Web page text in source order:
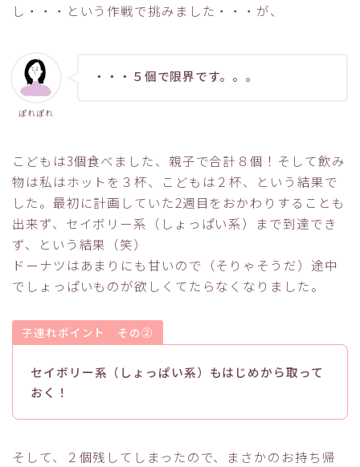
し・・・という作戦で挑みました・・・が、
ぽれぽれ
・・・５個で限界です。。。
こどもは3個食べました、親子で合計８個！そして飲み
物は私はホットを３杯、こどもは２杯、という結果で
した。最初に計画していた2週目をおかわりすることも
出来ず、セイボリー系（しょっぱい系）まで到達でき
ず、という結果（笑）
ドーナツはあまりにも甘いので（そりゃそうだ）途中
でしょっぱいものが欲しくてたらなくなりました。
子連れポイント その②
セイボリー系（しょっぱい系）もはじめから取って
おく！
そして、２個残してしまったので、まさかのお持ち帰